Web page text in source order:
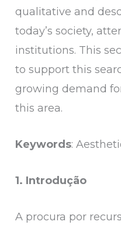
qualitative and
today’s society,
institutions. This
to support this
growing demand
this area.
Keywords:
1. Introdução
A procura por